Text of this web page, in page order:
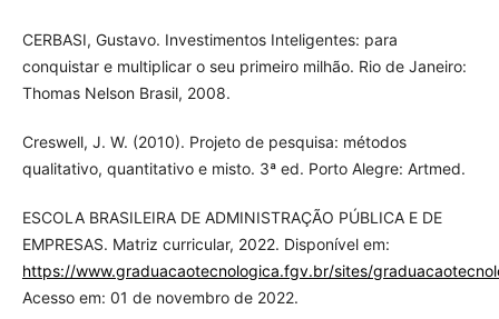
CERBASI, Gustavo. Investimentos Inteligentes: para
conquistar e multiplicar o seu primeiro milhão. Rio de Janeiro:
Thomas Nelson Brasil, 2008.
Creswell, J. W. (2010). Projeto de pesquisa: métodos
qualitativo, quantitativo e misto. 3ª ed. Porto Alegre: Artmed.
ESCOLA BRASILEIRA DE ADMINISTRAÇÃO PÚBLICA E DE
EMPRESAS. Matriz curricular, 2022. Disponível em:
https://www.graduacaotecnologica.fgv.br/sites/
Acesso em: 01 de novembro de 2022.